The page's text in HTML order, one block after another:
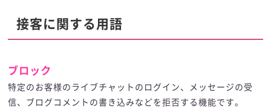
接客に関する用語
ブロック
特定のお客様のライブチャットのログイン、メッセージの受
信、ブログコメントの書き込みなどを拒否する機能です。